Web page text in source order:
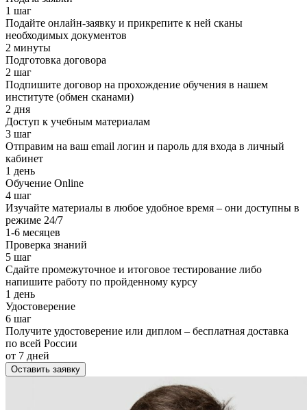
1 шаг
Подайте онлайн-заявку и прикрепите к ней сканы
необходимых документов
2 минуты
Подготовка договора
2 шаг
Подпишите договор на прохождение обучения в нашем
институте (обмен сканами)
2 дня
Доступ к учебным материалам
3 шаг
Отправим на ваш email логин и пароль для входа в личный
кабинет
1 день
Обучение Online
4 шаг
Изучайте материалы в любое удобное время – они доступны в
режиме 24/7
1-6 месяцев
Проверка знаний
5 шаг
Сдайте промежуточное и итоговое тестирование либо
напишите работу по пройденному курсу
1 день
Удостоверение
6 шаг
Получите удостоверение или диплом – бесплатная доставка
по всей России
от 7 дней
Оставить заявку